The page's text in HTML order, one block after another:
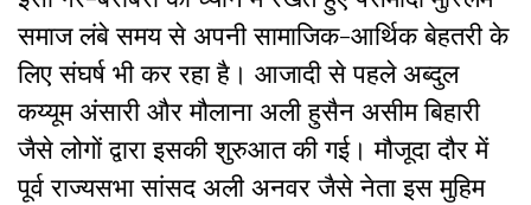
समाज लंबे समय से अपनी सामाजिक-आर्थिक बेहतरी के
लिए संघर्ष भी कर रहा है। आजादी से पहले अब्दुल
कय्यूम अंसारी और मौलाना अली हुसैन असीम बिहारी
जैसे लोगों द्वारा इसकी शुरुआत की गई। मौजूदा दौर में
पूर्व राज्यसभा सांसद अली अनवर जैसे नेता इस मुहिम